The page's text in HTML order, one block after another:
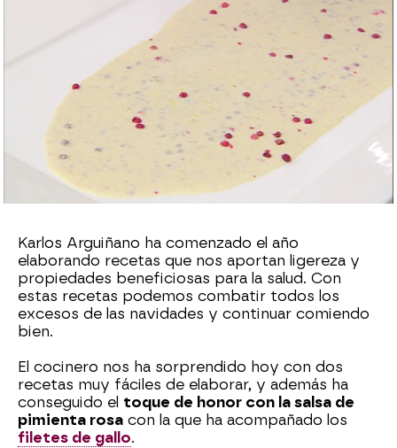
Cristina García Chacón
Publicado: 10 de enero de 2023, 16:59
WhatsappFacebook
Karlos Arguiñano ha comenzado el año
elaborando recetas que nos aportan ligereza y
propiedades beneficiosas para la salud. Con
estas recetas podemos combatir todos los
excesos de las navidades y continuar comiendo
bien.
El cocinero nos ha sorprendido hoy con dos
recetas muy fáciles de elaborar, y además ha
conseguido el toque de honor con la salsa de
pimienta rosa con la que ha acompañado los
filetes de gallo.